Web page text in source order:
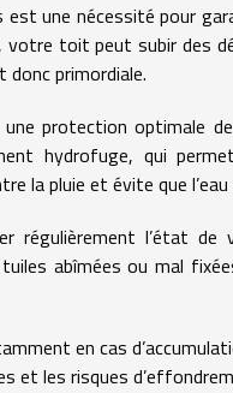
une nécessité pour
toit peut subir des
primordiale.
protection optimale
hydrofuge, qui
la pluie et évite que
régulièrement l’état
abîmées ou mal
en cas
et les risques